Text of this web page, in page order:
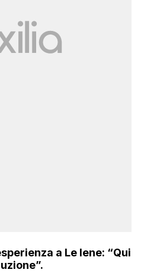
a Le Iene: “Qui